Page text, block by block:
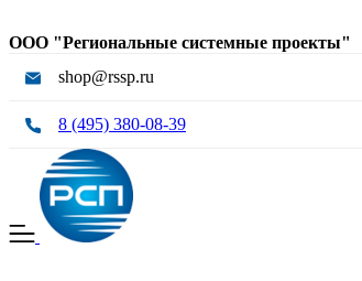
ООО "Региональные системные проекты"
shop@rssp.ru
8 (495) 380-08-39